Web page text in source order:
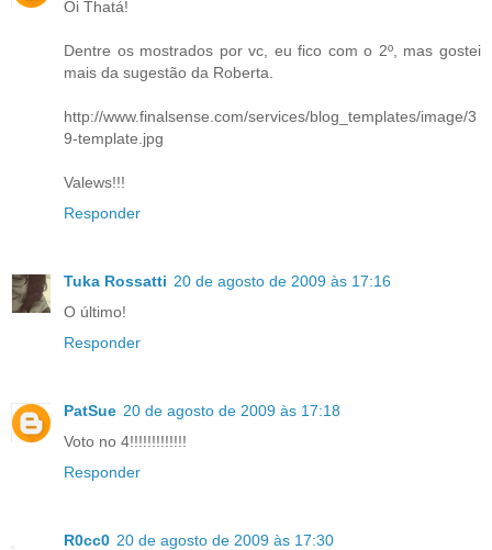
Oi Thatá!
Dentre os mostrados por vc, eu fico com o 2º, mas gostei
mais da sugestão da Roberta.
http://www.finalsense.com/services/blog_templates/image/3
9-template.jpg
Valews!!!
Responder
Tuka Rossatti 20 de agosto de 2009 às 17:16
O último!
Responder
PatSue 20 de agosto de 2009 às 17:18
Voto no 4!!!!!!!!!!!!!
Responder
R0cc0 20 de agosto de 2009 às 17:30